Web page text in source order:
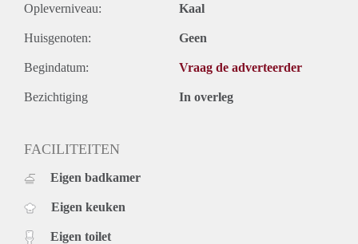
Opleverniveau: Kaal
Huisgenoten: Geen
Begindatum: Vraag de adverteerder
Bezichtiging In overleg
FACILITEITEN
Eigen badkamer
Eigen keuken
Eigen toilet